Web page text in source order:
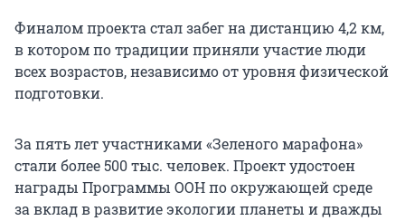
Финалом проекта стал забег на дистанцию 4,2 км,
в котором по традиции приняли участие люди
всех возрастов, независимо от уровня физической
подготовки.
За пять лет участниками «Зеленого марафона»
стали более 500 тыс. человек. Проект удостоен
награды Программы ООН по окружающей среде
за вклад в развитие экологии планеты и дважды